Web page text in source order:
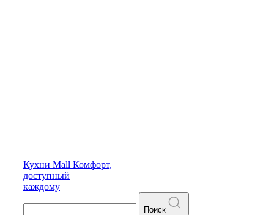
Кухни Mall Комфорт,
доступный
каждому
Поиск